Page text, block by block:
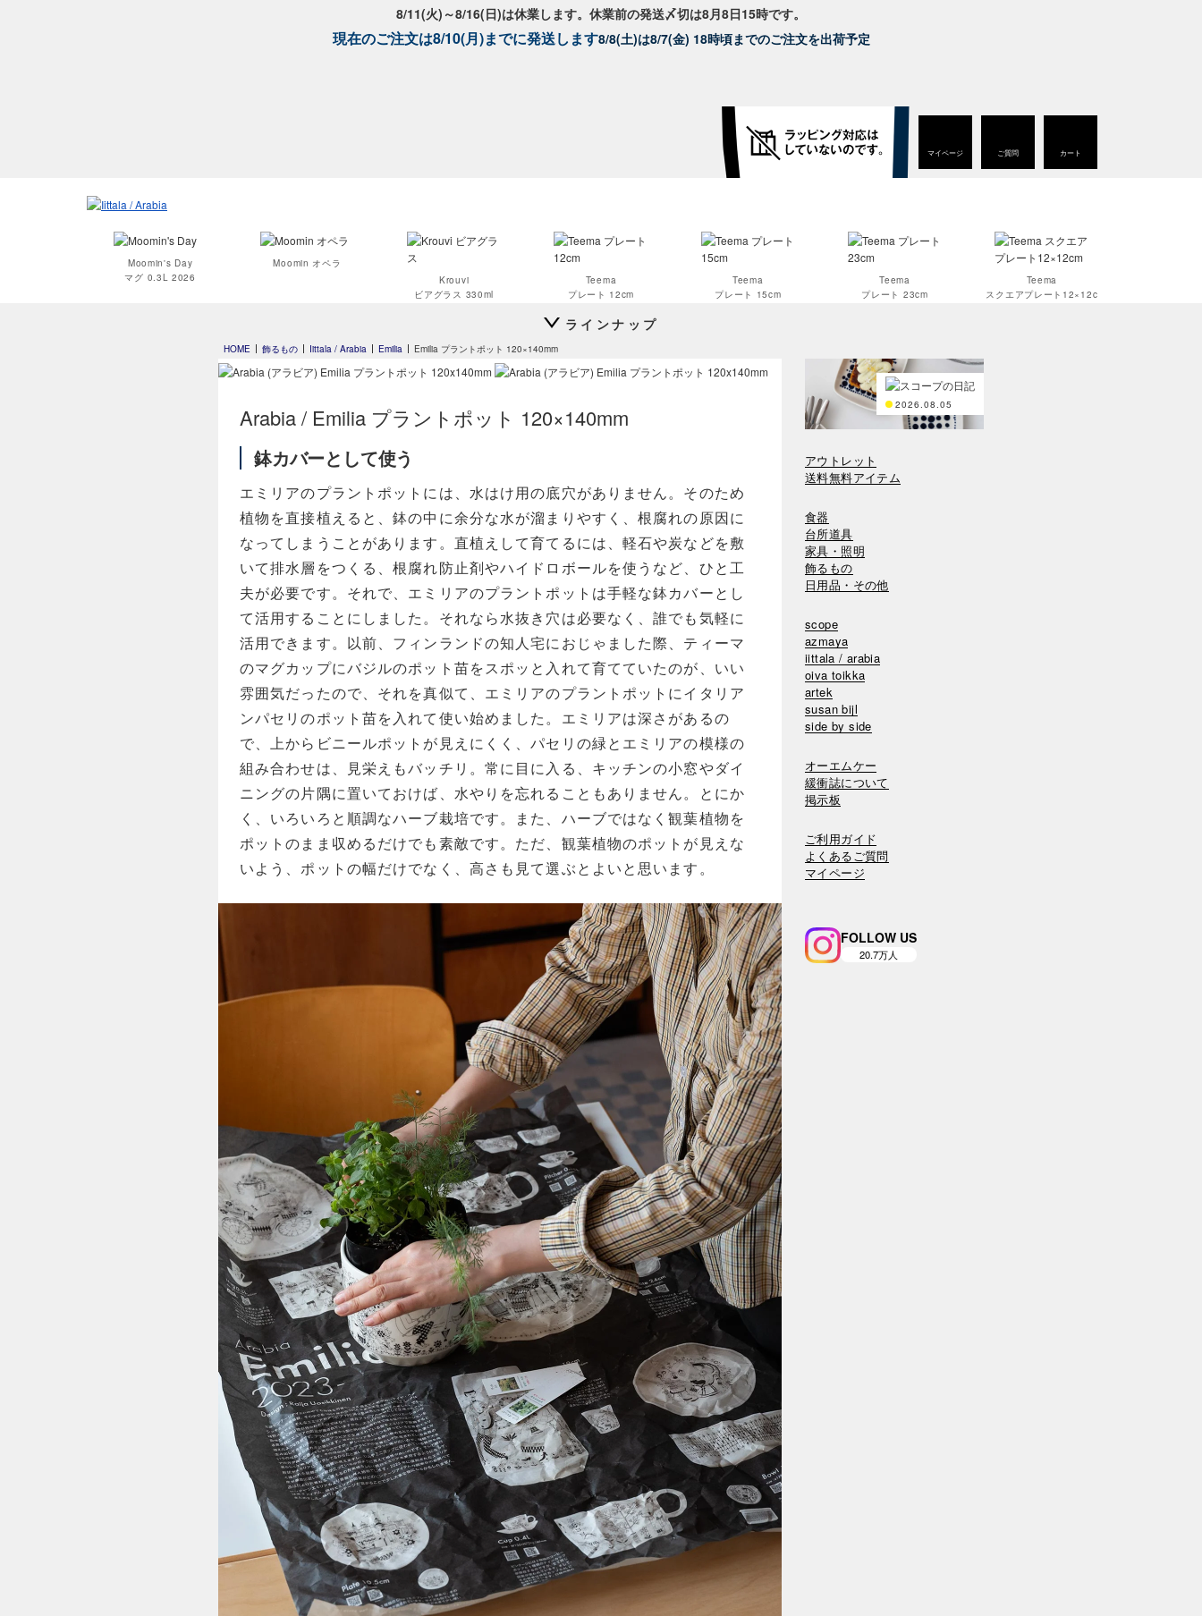
8/11(火)～8/16(日)は休業します。休業前の発送〆切は8月8日15時です。
現在のご注文は8/10(月)までに発送します8/8(土)は8/7(金) 18時頃までのご注文を出荷予定
マイページ ご質問 カート
Moomin's Day
マグ 0.3L 2026
Moomin オペラ
Krouvi
ビアグラス 330ml
Teema
プレート 12cm
Teema
プレート 15cm
Teema
プレート 23cm
Teema
スクエアプレート12×12c
ラインナップ
HOME 飾るもの Iittala / Arabia Emilia Emilia プラントポット 120×140mm
Arabia / Emilia プラントポット 120×140mm
鉢カバーとして使う
エミリアのプラントポットには、水はけ用の底穴がありません。そのため
植物を直接植えると、鉢の中に余分な水が溜まりやすく、根腐れの原因に
なってしまうことがあります。直植えして育てるには、軽石や炭などを敷
いて排水層をつくる、根腐れ防止剤やハイドロボールを使うなど、ひと工
夫が必要です。それで、エミリアのプラントポットは手軽な鉢カバーとし
て活用することにしました。それなら水抜き穴は必要なく、誰でも気軽に
活用できます。以前、フィンランドの知人宅におじゃました際、ティーマ
のマグカップにバジルのポット苗をスポッと入れて育てていたのが、いい
雰囲気だったので、それを真似て、エミリアのプラントポットにイタリア
ンパセリのポット苗を入れて使い始めました。エミリアは深さがあるの
で、上からビニールポットが見えにくく、パセリの緑とエミリアの模様の
組み合わせは、見栄えもバッチリ。常に目に入る、キッチンの小窓やダイ
ニングの片隅に置いておけば、水やりを忘れることもありません。とにか
く、いろいろと順調なハーブ栽培です。また、ハーブではなく観葉植物を
ポットのまま収めるだけでも素敵です。ただ、観葉植物のポットが見えな
いよう、ポットの幅だけでなく、高さも見て選ぶとよいと思います。
2026.08.05
アウトレット
送料無料アイテム
食器
台所道具
家具・照明
飾るもの
日用品・その他
scope
azmaya
iittala / arabia
oiva toikka
artek
susan bijl
side by side
オーエムケー
緩衝誌について
掲示板
ご利用ガイド
よくあるご質問
マイページ
FOLLOW US